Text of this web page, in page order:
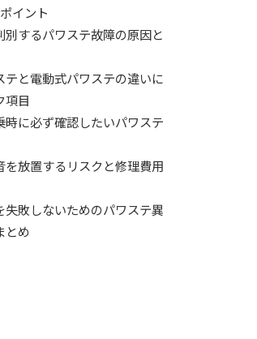
イント
別するパワステ故障の原因と
テと電動式パワステの違いに
項目
時に必ず確認したいパワステ
を放置するリスクと修理費用
失敗しないためのパワステ異
とめ